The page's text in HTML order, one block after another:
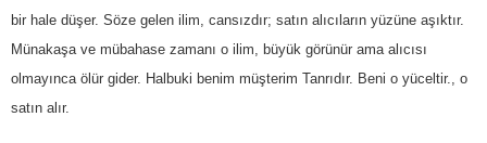
bir hale düşer. Söze gelen ilim, cansızdır; satın alıcıların yüzüne aşıktır.
Münakaşa ve mübahase zamanı o ilim, büyük görünür ama alıcısı
olmayınca ölür gider. Halbuki benim müşterim Tanrıdır. Beni o yüceltir., o
satın alır.